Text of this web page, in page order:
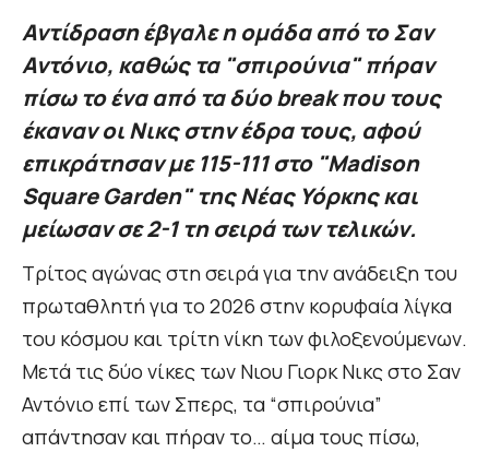
Αντίδραση έβγαλε η ομάδα από το Σαν
Αντόνιο, καθώς τα "σπιρούνια" πήραν
πίσω το ένα από τα δύο break που τους
έκαναν οι Νικς στην έδρα τους, αφού
επικράτησαν με 115-111 στο "Madison
Square Garden" της Νέας Υόρκης και
μείωσαν σε 2-1 τη σειρά των τελικών.
Τρίτος αγώνας στη σειρά για την ανάδειξη του
πρωταθλητή για το 2026 στην κορυφαία λίγκα
του κόσμου και τρίτη νίκη των φιλοξενούμενων.
Μετά τις δύο νίκες των Νιου Γιορκ Νικς στο Σαν
Αντόνιο επί των Σπερς, τα “σπιρούνια”
απάντησαν και πήραν το… αίμα τους πίσω,